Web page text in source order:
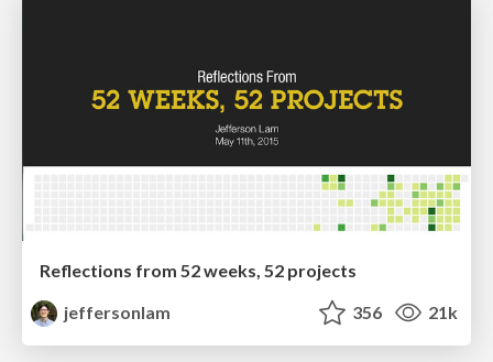
Reflections from 52 weeks, 52 projects
jeffersonlam
356 21k